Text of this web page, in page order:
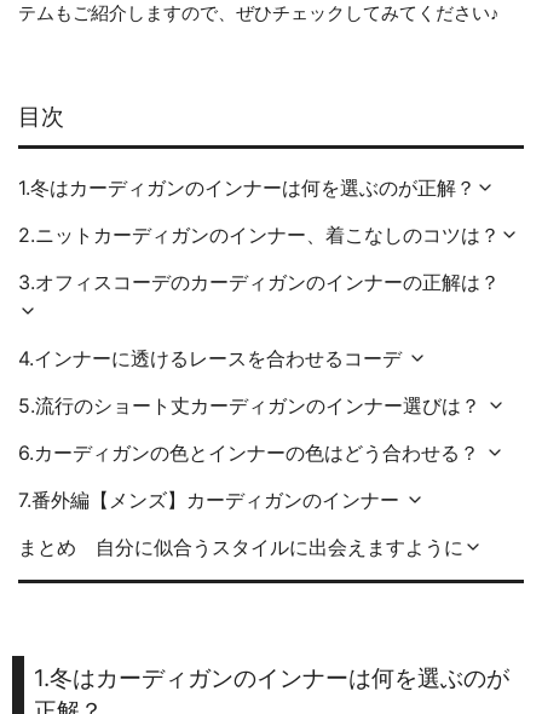
テムもご紹介しますので、ぜひチェックしてみてください♪
目次
1.冬はカーディガンのインナーは何を選ぶのが正解？
2.ニットカーディガンのインナー、着こなしのコツは？
3.オフィスコーデのカーディガンのインナーの正解は？
4.インナーに透けるレースを合わせるコーデ
5.流行のショート丈カーディガンのインナー選びは？
6.カーディガンの色とインナーの色はどう合わせる？
7.番外編【メンズ】カーディガンのインナー
まとめ 自分に似合うスタイルに出会えますように
1.冬はカーディガンのインナーは何を選ぶのが